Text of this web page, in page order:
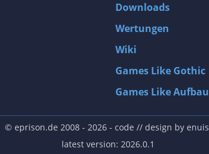
Downloads
Wertungen
Wiki
Games Like Gothic
Games Like Aufbau
© eprison.de 2008 - 2026- code // design by enuis
latest version: 2026.0.1